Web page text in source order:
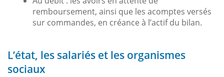
remboursement, ainsi que les acomptes versés
sur commandes, en créance à l’actif du bilan.
L’état, les salariés et les organismes
sociaux